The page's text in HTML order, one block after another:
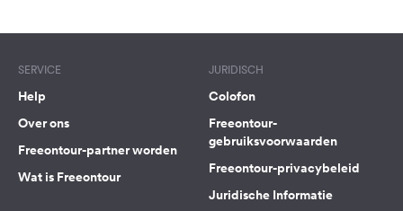
SERVICE
Help
Over ons
Freeontour-partner worden
Wat is Freeontour
JURIDISCH
Colofon
Freeontour-
gebruiksvoorwaarden
Freeontour-privacybeleid
Juridische Informatie